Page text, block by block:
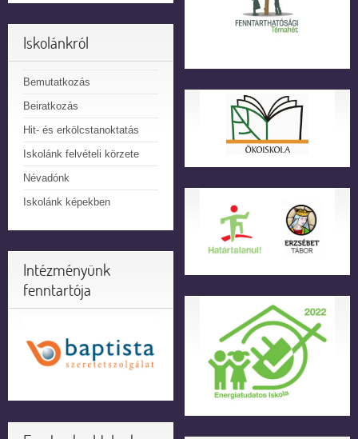
Iskolánkról
Bemutatkozás
Beiratkozás
Hit- és erkölcstanoktatás
Iskolánk felvételi körzete
Névadónk
Iskolánk képekben
Intézményünk
fenntartója